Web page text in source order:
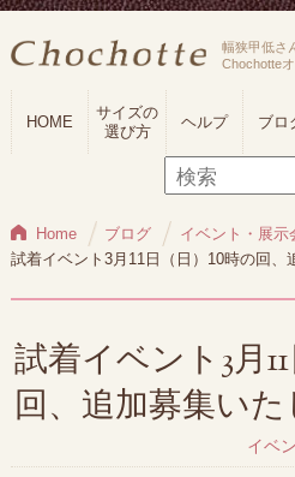
幅狭甲低さ
Chochotte
HOME
サイズの
選び方
ヘルプ ブロ
検
索:
Home ブログ
イベント・展示
試着イベント3月11日（日）10時の回、
試着イベント3月
回、追加募集いた
イベ